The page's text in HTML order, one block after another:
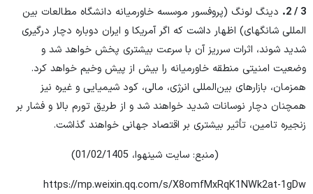
3 / 2
. دینگ لونگ (پروفسور موسسه خاورمیانه دانشگاه مطالعات بین
المللی شانگهای) اظهار داشت که اگر آمریکا و ایران دوباره دچار درگیری
شدید شوند، اثرات سرریز آن با سرعت بیشتری پخش خواهد شد و
وضعیت امنیتی منطقه خاورمیانه را بیش از پیش وخیم خواهد کرد.
همزمان، بازارهای بین‌المللی انرژی، مالی، کود شیمیایی و غیره نیز
همچنان دچار نوسانات شدید خواهند شد و از طریق تورم بالا و فشار بر
زنجیره تامین، تأثیر بیشتری بر اقتصاد جهانی خواهند گذاشت.
(منبع: سایت شینهوا، 01/02/1405)
https://mp.weixin.qq.com/s/X8omfMxRqK1NWk2at-1gDw